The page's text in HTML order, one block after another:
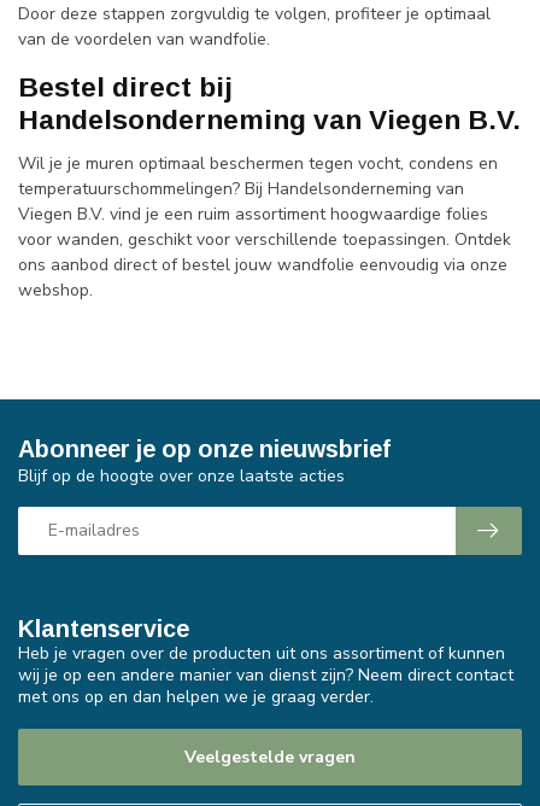
Door deze stappen zorgvuldig te volgen, profiteer je optimaal
van de voordelen van wandfolie.
Bestel direct bij
Handelsonderneming van Viegen B.V.
Wil je je muren optimaal beschermen tegen vocht, condens en
temperatuurschommelingen? Bij Handelsonderneming van
Viegen B.V. vind je een ruim assortiment hoogwaardige folies
voor wanden, geschikt voor verschillende toepassingen. Ontdek
ons aanbod direct of bestel jouw wandfolie eenvoudig via onze
webshop.
Klantenservice
Heb je vragen over de producten uit ons assortiment of kunnen
wij je op een andere manier van dienst zijn? Neem direct contact
met ons op en dan helpen we je graag verder.
Veelgestelde vragen
Abonneer je op onze nieuwsbrief
Blijf op de hoogte over onze laatste acties